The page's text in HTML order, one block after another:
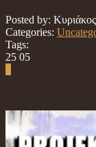
Posted by:
Categories:
Tags:
25 05